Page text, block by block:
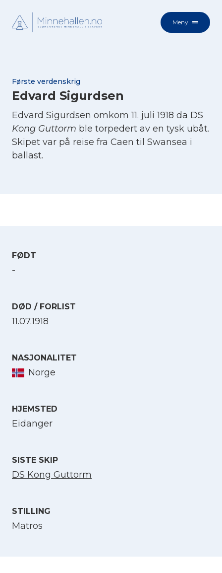
Meny
Første verdenskrig
Edvard Sigurdsen
Edvard Sigurdsen omkom 11. juli 1918 da DS
Kong Guttorm ble torpedert av en tysk ubåt.
Skipet var på reise fra Caen til Swansea i
ballast.
FØDT
-
DØD / FORLIST
11.07.1918
NASJONALITET
Norge
HJEMSTED
Eidanger
SISTE SKIP
DS Kong Guttorm
STILLING
Matros